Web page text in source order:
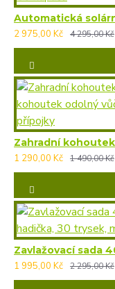
2 975,00 Kč
4 295,00 Kč
1 290,00 Kč
1 490,00 Kč
1 995,00 Kč
2 295,00 Kč